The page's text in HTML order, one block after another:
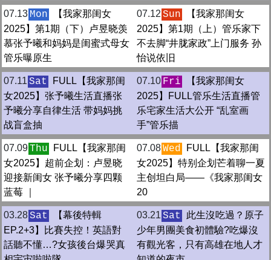
07.13 Mon
【我家那闺女
2025】第1期（下）卢昱晓羡
慕张予曦和妈妈是闺蜜式母女
管乐曝原生
07.12 Sun
【我家那闺女
2025】第1期（上）管乐家下
不去脚“井胧家政”上门服务 孙
怡说依旧
07.11 Sat
FULL【我家那闺
女2025】张予曦生活直播张
予曦分享自律生活 带妈妈挑
战盲盒抽
07.10 Fri
【我家那闺女
2025】FULL管乐生活直播管
乐宅家生活大公开 “乱室画
手”管乐描
07.09Thu
FULL【我家那闺
女2025】超前企划：卢昱晓
迎接新闺女 张予曦分享四颗
蓝莓 ｜
07.08Wed
FULL【我家那闺
女2025】特别企划芒着聊一夏
主创坦白局——《我家那闺女
20
03.28Sat
【幕後特輯
EP.2+3】比賽失控！英語對
話聽不懂…?女孩後台爆哭真
03.21 Sat
此生沒吃過？原子
少年男團美食初體驗?️吃爆沒
有觀光客，只有高雄在地人才